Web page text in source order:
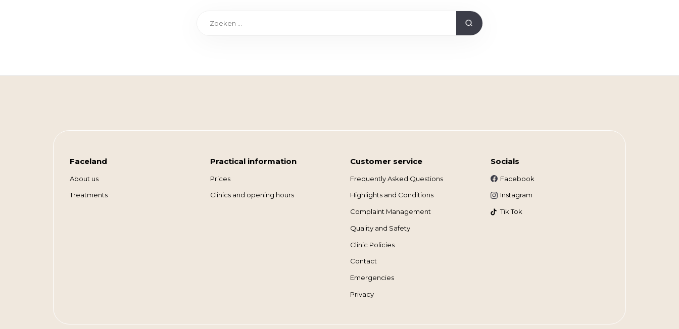
Faceland
About us
Treatments
Practical information
Prices
Clinics and opening hours
Customer service
Frequently Asked Questions
Highlights and Conditions
Complaint Management
Quality and Safety
Clinic Policies
Contact
Emergencies
Privacy
Socials
Facebook
Instagram
Tik Tok